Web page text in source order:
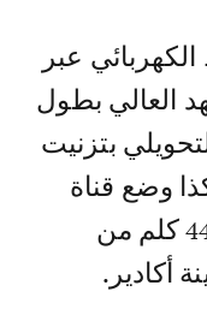
عبر
العالي بطول
بتزنيت
وكذا وضع قناة
الجر لنقل المياه على طول 44 كلم من
أكادير.